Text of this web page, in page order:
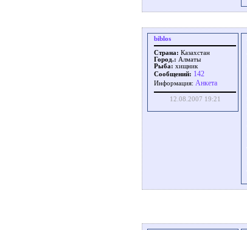
biblos
Страна: Казахстан
Город.: Алматы
Рыба: хищник
Сообщений: 142
Информация: Aнкета
12.08.2007 19:21